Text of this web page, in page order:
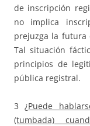
de inscripción
no implica
prejuzga la futura
Tal situación
principios de
pública registral.
3 ¿Puede
(tumbada)